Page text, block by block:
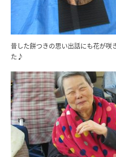
昔した餅つきの思い出話にも花が咲
た♪